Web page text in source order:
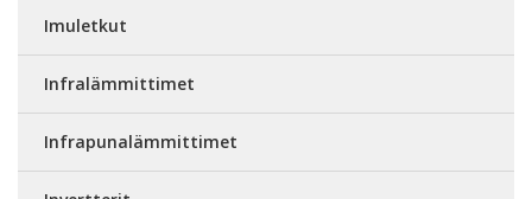
Imuletkut
Infralämmittimet
Infrapunalämmittimet